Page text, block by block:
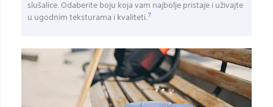
slušalice. Odaberite boju koja vam najbolje pristaje i uživajte
u ugodnim teksturama i kvaliteti.7